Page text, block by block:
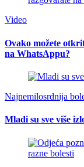
Video
Ovako možete
na WhatsAppu?
Najnemilosrdnija
Mladi su sve više